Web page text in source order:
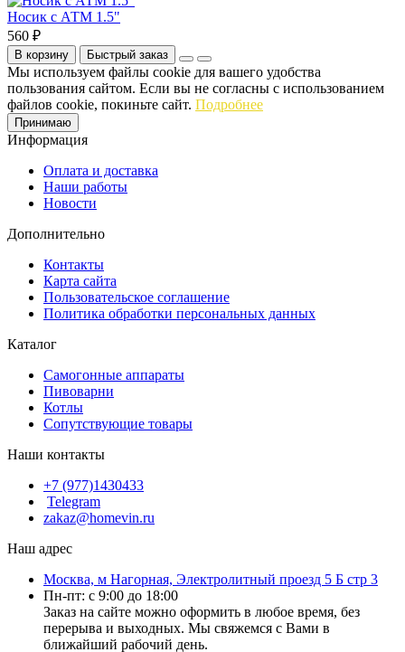
Носик с АТМ 1.5"
560 ₽
В корзину Быстрый заказ
Мы используем файлы cookie для вашего удобства
пользования сайтом. Если вы не согласны с использованием
файлов cookie, покиньте сайт. Подробнее
Принимаю
Информация
Оплата и доставка
Наши работы
Новости
Дополнительно
Контакты
Карта сайта
Пользовательское соглашение
Политика обработки персональных данных
Каталог
Cамогонные аппараты
Пивоварни
Котлы
Сопутствующие товары
Наши контакты
+7 (977)1430433
Telegram
zakaz@homevin.ru
Наш адрес
Москва, м Нагорная, Электролитный проезд 5 Б стр 3
Пн-пт: с 9:00 до 18:00
Заказ на сайте можно оформить в любое время, без
перерыва и выходных. Мы свяжемся с Вами в
ближайший рабочий день.